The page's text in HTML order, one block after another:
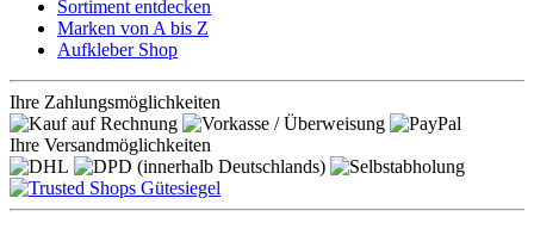
Sortiment entdecken
Marken von A bis Z
Aufkleber Shop
Ihre Zahlungsmöglichkeiten
Ihre Versandmöglichkeiten